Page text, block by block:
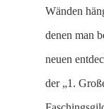
Wänden
denen man
neuen
der „1.